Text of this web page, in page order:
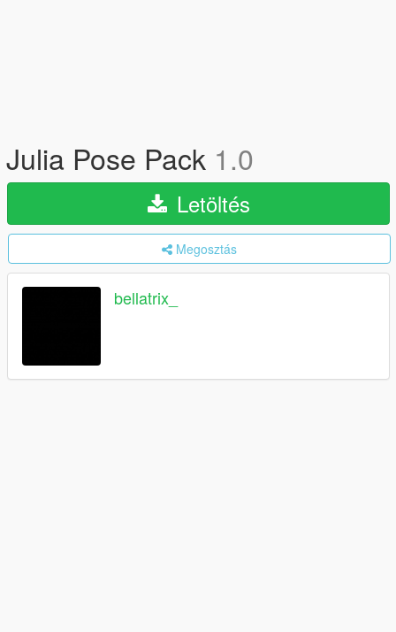
Julia Pose Pack 1.0
Letöltés
Megosztás
bellatrix_